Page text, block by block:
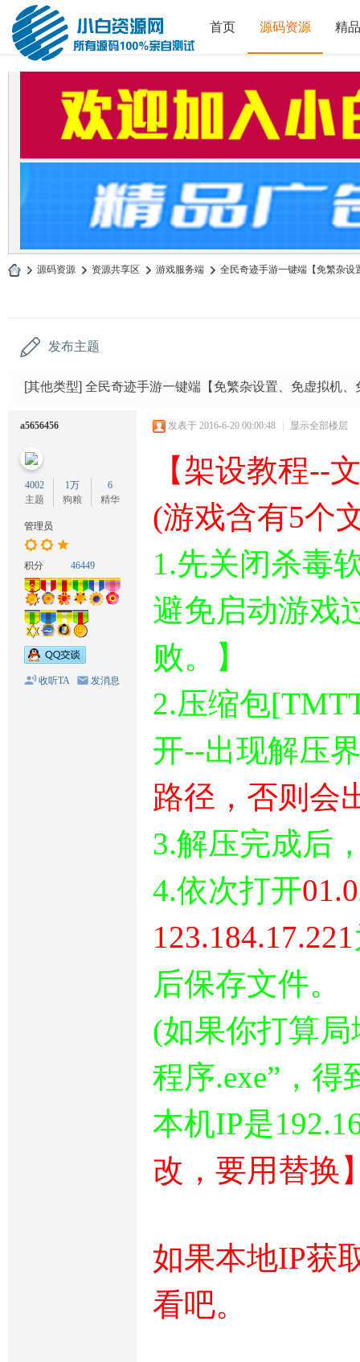
首页 源码资源 精
» 源码资源 › 资源共享区 › 游戏服务端 › 全民奇迹手游一键端【免繁杂设
发布主题
[其他类型] 全民奇迹手游一键端【免繁杂设置、免虚拟机、
a5656456
4002
主题
1万
狗粮
6
精华
管理员
积分 46449
收听TA 发消息
发表于 2016-6-20 00:00:48 | 显示全部楼层
【架设教程--
(游戏含有5个
1.先关闭杀毒
避免启动游戏
败。】
2.压缩包
开--出现解压
路径，否则会
3.解压完成后
4.依次打开
123.184.17.221
后保存文件。
(如果你打算
程序.exe”，
本机IP是
改，要用替换
如果本地IP获
看吧。